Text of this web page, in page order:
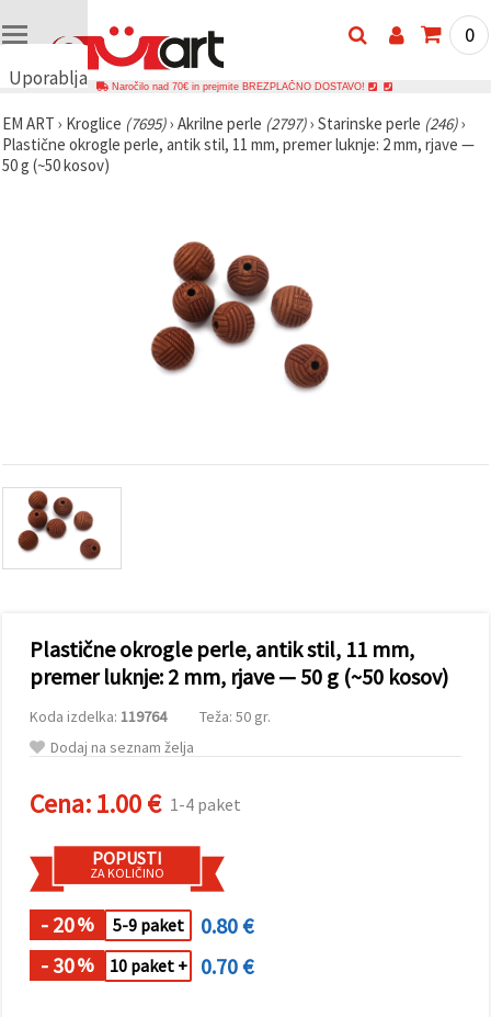
Uporabljamo
🍪
Uporabljamo
piškotke in
prikazujemo
vsebine in
oglase, tudi
s pomočjo
naših
partnerjev
»Sprejmi
lahko
uporabo
vseh
piškotkov.
označite
preference z
izbiro
določene
vrste
piškotkov
in klikom
na gumb
»Shrani«.
0
Naročilo nad 70€ in prejmite BREZPLAČNO DOSTAVO!
EM ART › Kroglice (7695)› Akrilne perle (2797)› Starinske perle (246)›
Plastične okrogle perle, antik stil, 11 mm, premer luknje: 2 mm, rjave —
50 g (~50 kosov)
Plastične okrogle perle, antik stil, 11 mm,
premer luknje: 2 mm, rjave — 50 g (~50 kosov)
Koda izdelka: 119764
Teža: 50 gr.
Dodaj na seznam želja
Cena:1.00 € 1-4 paket
POPUSTI
ZA KOLIČINO
- 20% 5-9 paket
0.80 €
- 30% 10 paket + 0.70 €